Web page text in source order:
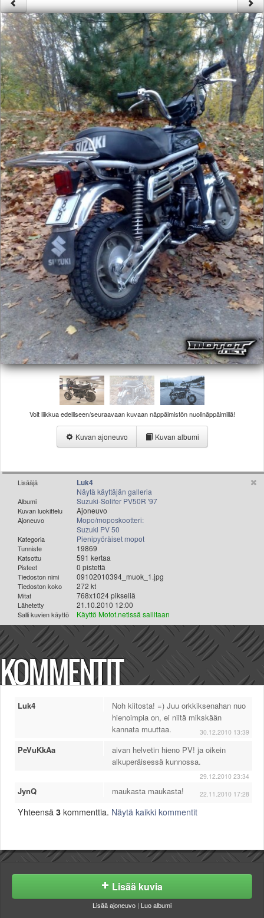
Säännöt ja ohjeet
Uudet ajoneuvot
Uudet kuvat
Uudet videot
Uudet kommentit
MYYDÄÄN
Haku
Ohjeet
Ajoneuvot
Osat
TIETOPANKKI
TAPAHTUMAT
MP15 kuvia
MP14 kuvia
MP13 kuvia
ACS 2015 kuvia
Lisää uusi tapahtuma
UUTISET
SÄÄ
Valitse paikkakunta
Helsingin sää
Tampereen sää
Turun sää
Oulun sää
Kuopion sää
Rovaniemen sää
MUUT
VIP-jäsenyys
Paidat ja vaatteet
Suunnittele oma paita
Mainostus
Kevytversio
Voit liikkua edelliseen/seuraavaan kuvaan näppäimistön nuolinäppäimillä!
Kuvan ajoneuvo Kuvan albumi
Lisääjä Luk4
Näytä käyttäjän galleria
Albumi Suzuki-Solifer PV50R '97
Kuvan luokittelu Ajoneuvo
Ajoneuvo
Mopo/moposkootteri:
Suzuki PV 50
Kategoria Pienipyöräiset mopot
Tunniste 19869
Katsottu 591 kertaa
Pisteet 0 pistettä
Tiedoston nimi 09102010394_muok_1.jpg
Tiedoston koko 272 kt
Mitat 768x1024 pikseliä
Lähetetty 21.10.2010 12:00
Salli kuvien käyttö Käyttö Motot.netissä sallitaan
KOMMENTIT
Luk4
Noh kiitosta! =) Juu orkkiksenahan nuo
hienoimpia on, ei niitä mikskään
kannata muuttaa.
30.12.2010 13:39
PeVuKkAa
aivan helvetin hieno PV! ja oikein
alkuperäisessä kunnossa.
29.12.2010 23:34
JynQ maukasta maukasta! 22.11.2010 17:28
Yhteensä 3 kommenttia. Näytä kaikki kommentit
Lisää kuvia
Lisää ajoneuvo | Luo albumi